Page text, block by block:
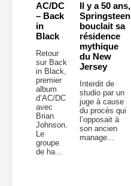
AC/DC
– Back
in
Black
Retour
sur Back
in Black,
premier
album
d’AC/DC
avec
Brian
Johnson.
Le
groupe
de ha...
Il y a 50 ans,
Springsteen
bouclait sa
résidence
mythique
du New
Jersey
Interdit de
studio par un
juge à cause
du procès qui
l’opposait à
son ancien
manage...